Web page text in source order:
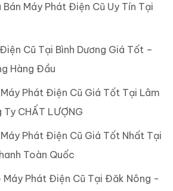
Bán Máy Phát Điện Cũ Uy Tín Tại
Cũ Tại Bình Dương Giá Tốt –
Hàng Đầu
Máy Phát Điện Cũ Giá Tốt Tại Lâm
CHẤT LƯỢNG
Máy Phát Điện Cũ Giá Tốt Nhất Tại
Toàn Quốc
Máy Phát Điện Cũ Tại Đăk Nông -